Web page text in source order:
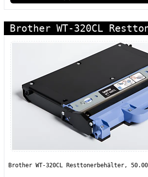
Brother WT-320CL
Brother WT-320CL Resttonerbehälter,